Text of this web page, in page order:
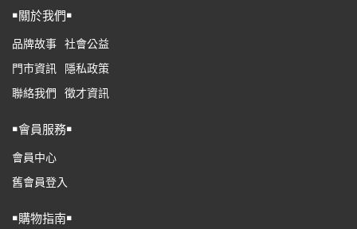
￭關於我們￭
品牌故事 社會公益
門市資訊 隱私政策
聯絡我們 徵才資訊
￭會員服務￭
會員中心
舊會員登入
￭購物指南￭